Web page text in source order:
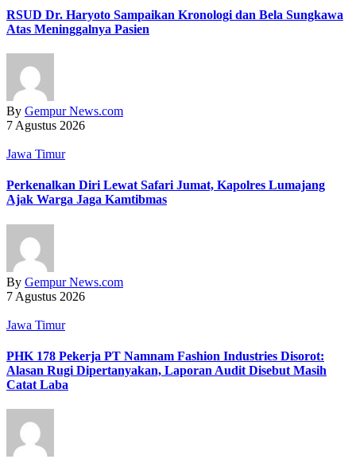
RSUD Dr. Haryoto Sampaikan Kronologi dan Bela Sungkawa
Atas Meninggalnya Pasien
By Gempur News.com
7 Agustus 2026
Jawa Timur
Perkenalkan Diri Lewat Safari Jumat, Kapolres Lumajang
Ajak Warga Jaga Kamtibmas
By Gempur News.com
7 Agustus 2026
Jawa Timur
PHK 178 Pekerja PT Namnam Fashion Industries Disorot:
Alasan Rugi Dipertanyakan, Laporan Audit Disebut Masih
Catat Laba